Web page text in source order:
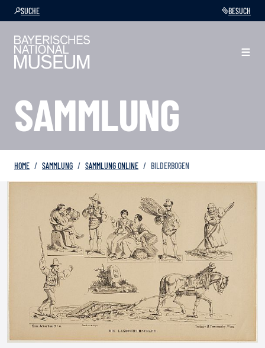
SUCHE BESUCH
SAMMLUNG
HOME SAMMLUNG SAMMLUNG ONLINE BILDERBOGEN